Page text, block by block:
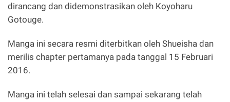
dirancang dan didemonstrasikan oleh Koyoharu
Gotouge.
Manga ini secara resmi diterbitkan oleh Shueisha dan
merilis chapter pertamanya pada tanggal 15 Februari
2016.
Manga ini telah selesai dan sampai sekarang telah